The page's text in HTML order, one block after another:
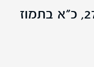
כ"א בתמוז